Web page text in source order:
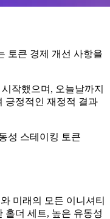
토큰 경제 개선 사항을
작했으며, 오늘날까지
긍정적인 재정적 결과
성 스테이킹 토큰
미래의 모든 이니셔티
홀더 세트, 높은 유동성